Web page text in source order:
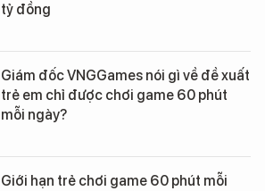
tỷ đồng
Giám đốc VNGGames nói gì về đề xuất
trẻ em chỉ được chơi game 60 phút
mỗi ngày?
Giới hạn trẻ chơi game 60 phút mỗi